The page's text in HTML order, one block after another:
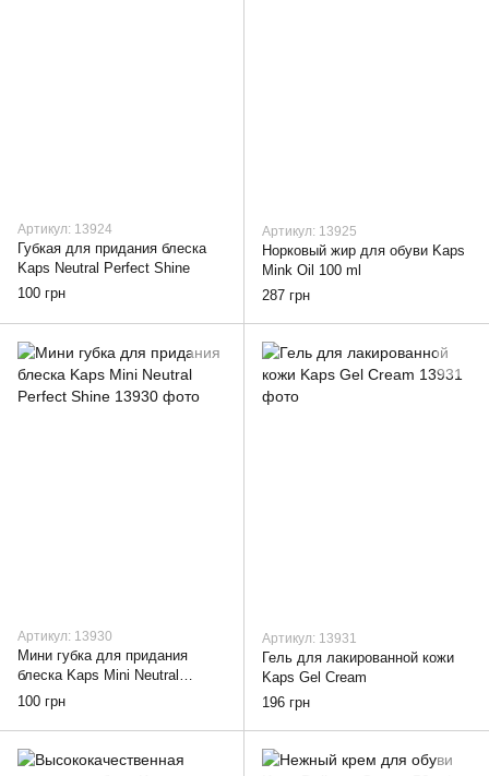
Артикул: 13924
Губкая для придания блеска
Kaps Neutral Perfect Shine
100 грн
Артикул: 13925
Норковый жир для обуви Kaps
Mink Oil 100 ml
287 грн
Артикул: 13930
Мини губка для придания
блеска Kaps Mini Neutral
Perfect Shine
100 грн
Артикул: 13931
Гель для лакированной кожи
Kaps Gel Cream
196 грн